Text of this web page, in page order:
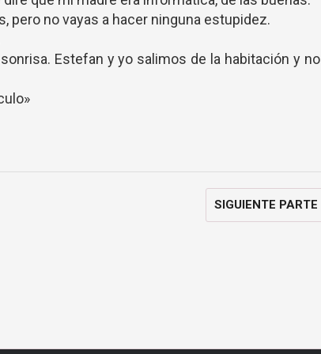
pero no vayas a hacer ninguna estupidez.
Estefan y yo salimos de la habitación y
SIGUIENTE PARTE